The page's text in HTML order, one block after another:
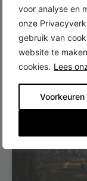
voor analyse en
onze
gebruik van
website te
cookies. Lees
Laatste